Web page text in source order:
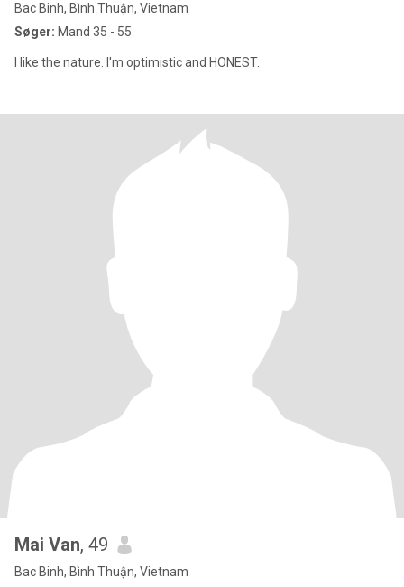
Bac Binh, Bình Thuận, Vietnam
Søger: Mand 35 - 55
I like the nature. I'm optimistic and HONEST.
Mai Van, 49
Bac Binh, Bình Thuận, Vietnam